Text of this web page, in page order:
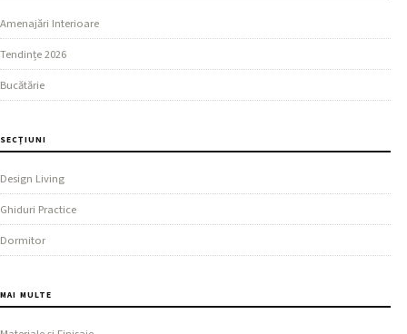
Amenajări Interioare
Tendințe 2026
Bucătărie
SECȚIUNI
Design Living
Ghiduri Practice
Dormitor
MAI MULTE